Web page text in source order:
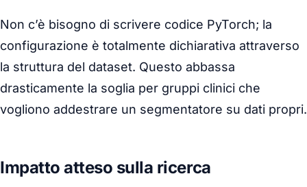
Non c’è bisogno di scrivere codice PyTorch; la
configurazione è totalmente dichiarativa attraverso
la struttura del dataset. Questo abbassa
drasticamente la soglia per gruppi clinici che
vogliono addestrare un segmentatore su dati propri.
Impatto atteso sulla ricerca